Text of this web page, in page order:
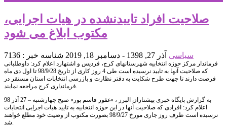
صلاحیت افراد تاییدنشده در هیات اجرایی،
مکتوب ابلاغ می شود
سیاسی آذر 27, 1398 - دسامبر 18, 2019 شناسه خبر : 7136
فرماندار مرکز حوزه انتخابیه شهرستانهای کرج، فردیس و اشتهارد اعلام کرد: داوطلبانی
که صلاحیت آنها به تایید نرسیده است طی 4 روز کاری از تاریخ 98/9/28 تا اول دی ماه
فرصت دارند تا جهت طرح شکایت به دفتر نظارت و بازرسی انتخابات استان مستقر در
فرمانداری کرج مراجعه نمایند.
به گزارش پایگاه خبری پیشتازان البرز ، «غفور قاسم پور» صبح چهارشنبه – 27 آذر 98
اعلام کرد: افرادی که صلاحیت آنها در این حوزه انتخابیه به تایید هیات اجرایی انتخابات
نرسیده است ظرف روز جاری مورخ 98/9/27 بصورت مکتوب از وضیت خود مطلع خواهند
شد.